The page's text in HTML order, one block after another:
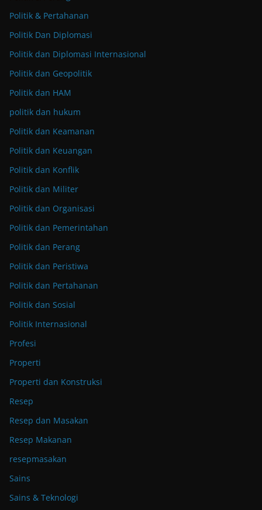
Politik & Pertahanan
Politik Dan Diplomasi
Politik dan Diplomasi Internasional
Politik dan Geopolitik
Politik dan HAM
politik dan hukum
Politik dan Keamanan
Politik dan Keuangan
Politik dan Konflik
Politik dan Militer
Politik dan Organisasi
Politik dan Pemerintahan
Politik dan Perang
Politik dan Peristiwa
Politik dan Pertahanan
Politik dan Sosial
Politik Internasional
Profesi
Properti
Properti dan Konstruksi
Resep
Resep dan Masakan
Resep Makanan
resepmasakan
Sains
Sains & Teknologi